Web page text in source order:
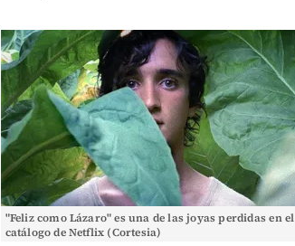
"Feliz como Lázaro" es una de las joyas perdidas en el
catálogo de Netflix (Cortesia)